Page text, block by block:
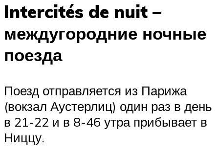
Intercités de nuit –
междугородние ночные
поезда
Поезд отправляется из Парижа
(вокзал Аустерлиц) один раз в день
в 21-22 и в 8-46 утра прибывает в
Ниццу.